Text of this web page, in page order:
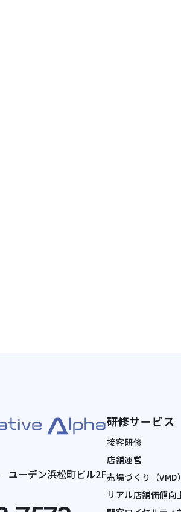
ーデン浜松町ビル2F
研修サービス
接客研修
店舗運営
売場づくり（VMD）
リアル店舗価値向